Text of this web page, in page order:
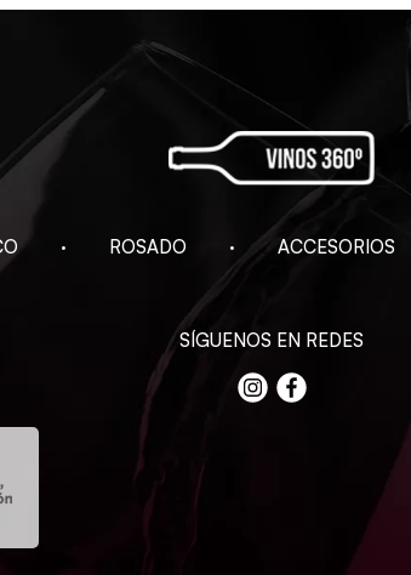
ROSADO ACCESORIOS
SÍGUENOS EN REDES